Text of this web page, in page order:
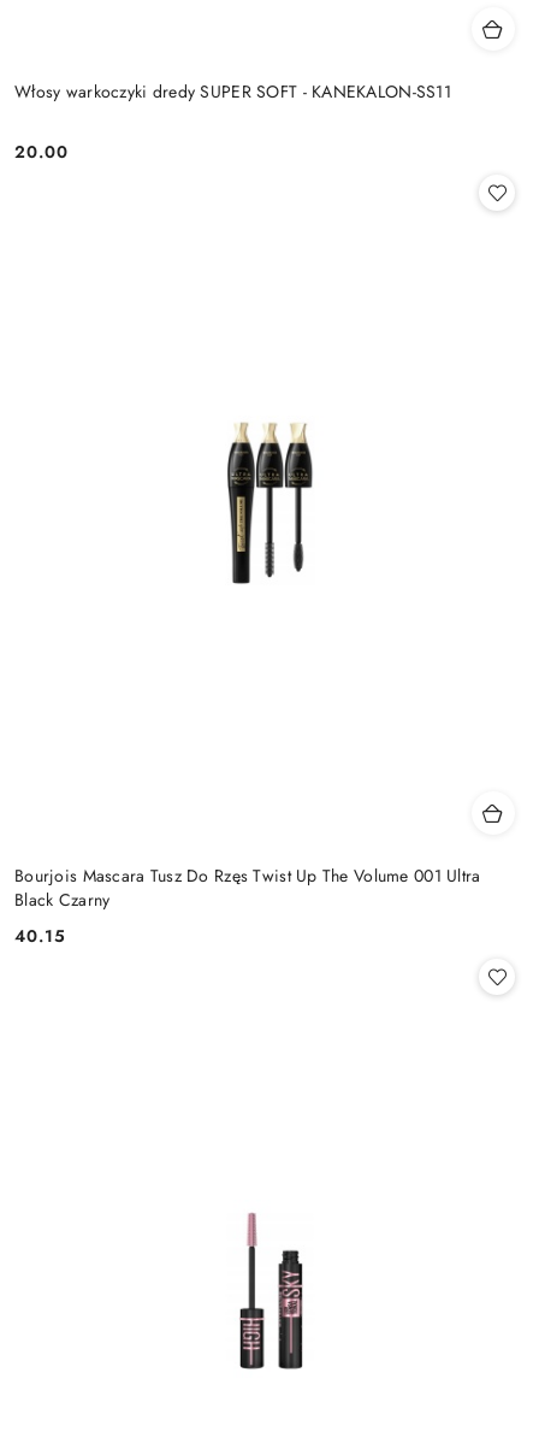
Włosy warkoczyki dredy SUPER SOFT - KANEKALON-SS11
Cena:
20.00
Bourjois Mascara Tusz Do Rzęs Twist Up The Volume 001 Ultra
Black Czarny
Cena:
40.15